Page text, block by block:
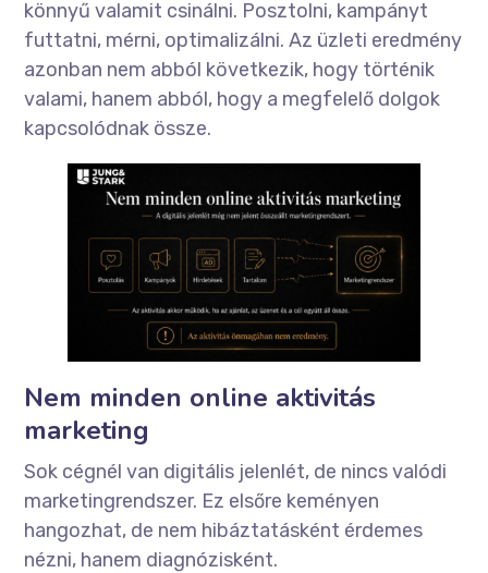
könnyű valamit csinálni. Posztolni, kampányt
futtatni, mérni, optimalizálni. Az üzleti eredmény
azonban nem abból következik, hogy történik
valami, hanem abból, hogy a megfelelő dolgok
kapcsolódnak össze.
Nem minden online aktivitás
marketing
Sok cégnél van digitális jelenlét, de nincs valódi
marketingrendszer. Ez elsőre keményen
hangozhat, de nem hibáztatásként érdemes
nézni, hanem diagnózisként.